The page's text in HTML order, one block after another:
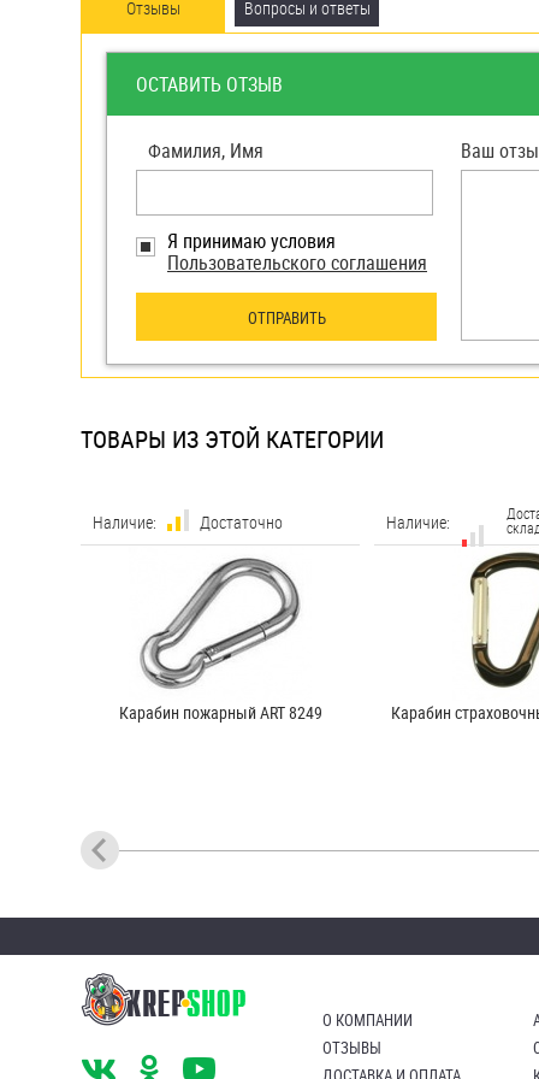
Пробки
Саморезы и шурупы
Стопорные кольца
Такелаж
Хомуты
Шайбы
Шплинты
Отзывы Вопросы и ответы
ОСТАВИТЬ ОТЗЫВ
Фамилия, Имя
Я принимаю условия
Пользовательского соглашения
ОТПРАВИТЬ
Ваш
ТОВАРЫ ИЗ ЭТОЙ КАТЕГОРИИ
Наличие: Достаточно
Карабин пожарный ART 8249
Наличие:
Карабин
склада от 1 дня
Карабин со специальной защелкой
Доставка с оптового
склада от 1 дня
склада от 1 дня
О КОМПАНИИ
ОТЗЫВЫ